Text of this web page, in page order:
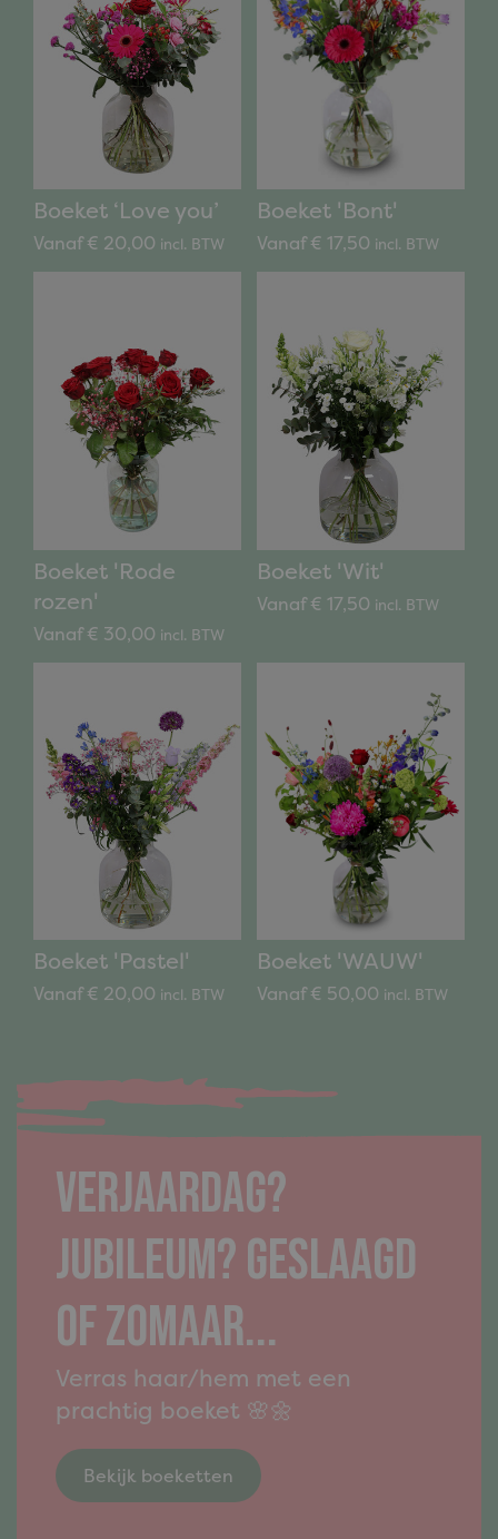
Boeket ‘Love you’
Vanaf € 20,00 incl. BTW
Boeket 'Bont'
Vanaf € 17,50 incl. BTW
Boeket 'Rode
rozen'
Vanaf € 30,00 incl. BTW
Boeket 'Wit'
Vanaf € 17,50 incl. BTW
Boeket 'Pastel'
Vanaf € 20,00 incl. BTW
Boeket 'WAUW'
Vanaf € 50,00 incl. BTW
Verjaardag?
Jubileum? Geslaagd
of zomaar...
Verras haar/hem met een
prachtig boeket 🌸🌼
Bekijk boeketten